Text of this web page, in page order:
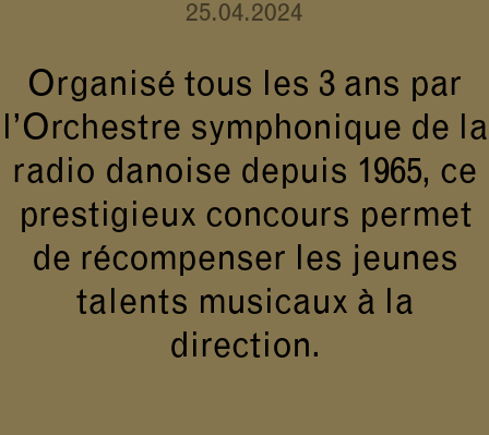
25.04.2024
Organisé tous les 3 ans par
l’Orchestre symphonique de la
radio danoise depuis 1965, ce
prestigieux concours permet
de récompenser les jeunes
talents musicaux à la
direction.